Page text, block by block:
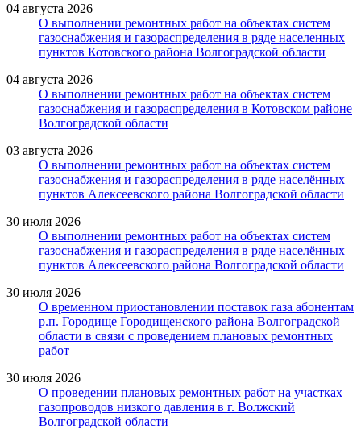
04 августа 2026
О выполнении ремонтных работ на объектах систем
газоснабжения и газораспределения в ряде населенных
пунктов Котовского района Волгоградской области
04 августа 2026
О выполнении ремонтных работ на объектах систем
газоснабжения и газораспределения в Котовском районе
Волгоградской области
03 августа 2026
О выполнении ремонтных работ на объектах систем
газоснабжения и газораспределения в ряде населённых
пунктов Алексеевского района Волгоградской области
30 июля 2026
О выполнении ремонтных работ на объектах систем
газоснабжения и газораспределения в ряде населённых
пунктов Алексеевского района Волгоградской области
30 июля 2026
О временном приостановлении поставок газа абонентам
р.п. Городище Городищенского района Волгоградской
области в связи с проведением плановых ремонтных
работ
30 июля 2026
О проведении плановых ремонтных работ на участках
газопроводов низкого давления в г. Волжский
Волгоградской области